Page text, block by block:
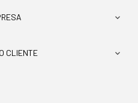

CLIENTE 